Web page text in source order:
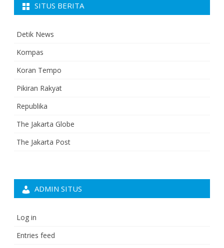
SITUS BERITA
Detik News
Kompas
Koran Tempo
Pikiran Rakyat
Republika
The Jakarta Globe
The Jakarta Post
ADMIN SITUS
Log in
Entries feed